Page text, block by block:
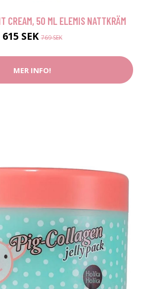
CREAM, 50 ML ELEMIS NATTKRÄM
615 SEK769 SEK
MER INFO!